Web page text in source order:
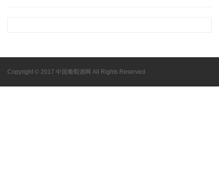
Copyright © 2017 中国葡萄酒网 All Rights Reserved